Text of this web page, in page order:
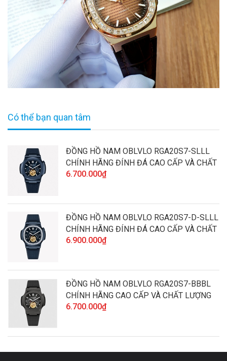
Có thể bạn quan tâm
ĐỒNG HỒ NAM OBLVLO RGA20S7-SLLL
CHÍNH HÃNG ĐÍNH ĐÁ CAO CẤP VÀ CHẤT
LƯỢNG
6.700.000₫
ĐỒNG HỒ NAM OBLVLO RGA20S7-D-SLLL
CHÍNH HÃNG ĐÍNH ĐÁ CAO CẤP VÀ CHẤT
LƯỢNG
6.900.000₫
ĐỒNG HỒ NAM OBLVLO RGA20S7-BBBL
CHÍNH HÃNG CAO CẤP VÀ CHẤT LƯỢNG
6.700.000₫